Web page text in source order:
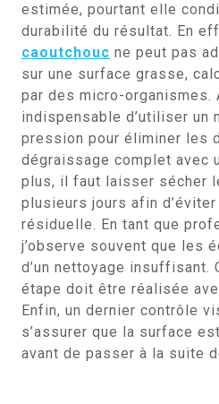
estimée, pourtant elle
durabilité du résultat. En
caoutchouc ne peut pas
sur une surface grasse,
par des micro-organismes.
indispensable d’utiliser un
pression pour éliminer les
dégraissage complet avec
plus, il faut laisser sécher
plusieurs jours afin
résiduelle. En tant que
j’observe souvent que les
d’un nettoyage insuffisant.
étape doit être réalisée
Enfin, un dernier contrôle
s’assurer que la surface
avant de passer à la suite